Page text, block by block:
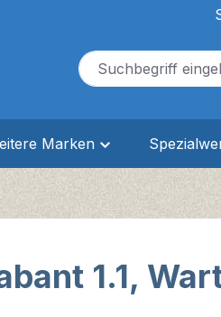
Marken
1.1,